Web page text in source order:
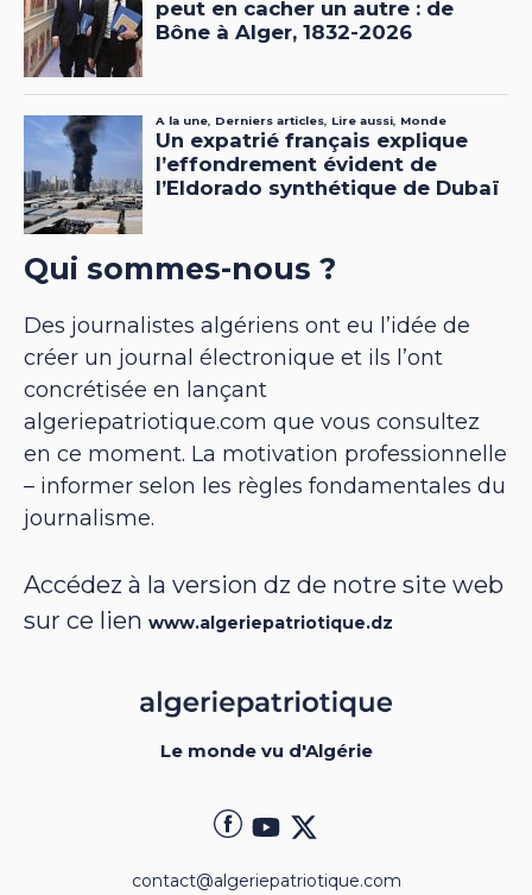
Qui sommes-nous ?
Des journalistes algériens ont eu l’idée de
créer un journal électronique et ils l’ont
concrétisée en lançant
algeriepatriotique.com que vous consultez
en ce moment. La motivation professionnelle
– informer selon les règles fondamentales du
journalisme.
Accédez à la version dz de notre site web
sur ce lien www.algeriepatriotique.dz
Le monde vu d'Algérie
contact@algeriepatriotique.com